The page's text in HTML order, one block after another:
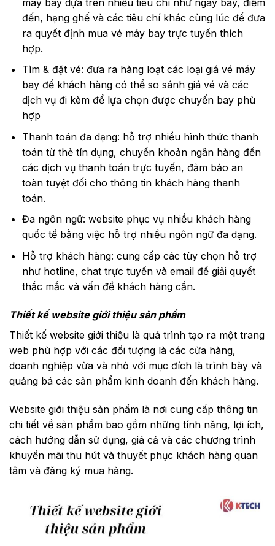
đến, hạng ghế và các tiêu chí khác cùng lúc để đưa
ra quyết định mua vé máy bay trực tuyến thích
hợp.
Tìm & đặt vé: đưa ra hàng loạt các loại giá vé máy
bay để khách hàng có thể so sánh giá vé và các
dịch vụ đi kèm để lựa chọn được chuyến bay phù
hợp
Thanh toán đa dạng: hỗ trợ nhiều hình thức thanh
toán từ thẻ tín dụng, chuyển khoản ngân hàng đến
các dịch vụ thanh toán trực tuyến, đảm bảo an
toàn tuyệt đối cho thông tin khách hàng thanh
toán.
Đa ngôn ngữ: website phục vụ nhiều khách hàng
quốc tế bằng việc hỗ trợ nhiều ngôn ngữ đa dạng.
Hỗ trợ khách hàng: cung cấp các tùy chọn hỗ trợ
như hotline, chat trực tuyến và email để giải quyết
thắc mắc và vấn đề khách hàng cần.
Thiết kế website giới thiệu sản phẩm
Thiết kế website giới thiệu là quá trình tạo ra một trang
web phù hợp với các đối tượng là các cửa hàng,
doanh nghiệp vừa và nhỏ với mục đích là trình bày và
quảng bá các sản phẩm kinh doanh đến khách hàng.
Website giới thiệu sản phẩm là nơi cung cấp thông tin
chi tiết về sản phẩm bao gồm những tính năng, lợi ích,
cách hướng dẫn sử dụng, giá cả và các chương trình
khuyến mãi thu hút và thuyết phục khách hàng quan
tâm và đăng ký mua hàng.